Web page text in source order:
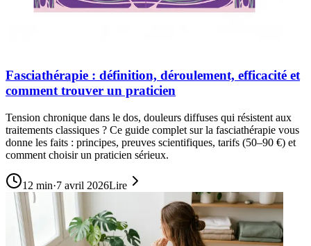
Fasciathérapie : définition, déroulement, efficacité et
comment trouver un praticien
Tension chronique dans le dos, douleurs diffuses qui résistent aux
traitements classiques ? Ce guide complet sur la fasciathérapie vous
donne les faits : principes, preuves scientifiques, tarifs (50–90 €) et
comment choisir un praticien sérieux.
12 min·7 avril 2026Lire